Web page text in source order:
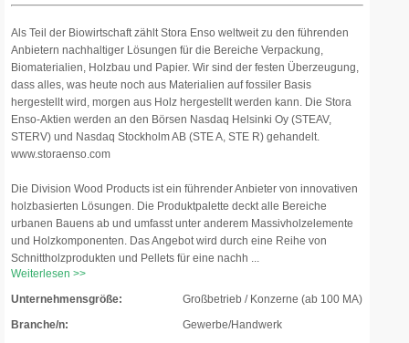
Als Teil der Biowirtschaft zählt Stora Enso weltweit zu den führenden
Anbietern nachhaltiger Lösungen für die Bereiche Verpackung,
Biomaterialien, Holzbau und Papier. Wir sind der festen Überzeugung,
dass alles, was heute noch aus Materialien auf fossiler Basis
hergestellt wird, morgen aus Holz hergestellt werden kann. Die Stora
Enso-Aktien werden an den Börsen Nasdaq Helsinki Oy (STEAV,
STERV) und Nasdaq Stockholm AB (STE A, STE R) gehandelt.
www.storaenso.com
Die Division Wood Products ist ein führender Anbieter von innovativen
holzbasierten Lösungen. Die Produktpalette deckt alle Bereiche
urbanen Bauens ab und umfasst unter anderem Massivholzelemente
und Holzkomponenten. Das Angebot wird durch eine Reihe von
Schnittholzprodukten und Pellets für eine nachh ...
Weiterlesen >>
Unternehmensgröße:
Großbetrieb / Konzerne (ab 100 MA)
Branche/n:
Gewerbe/Handwerk